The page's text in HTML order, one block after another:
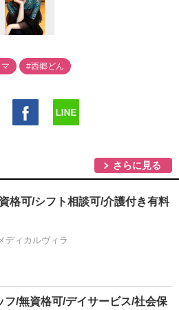
#西郷どん
さらに見る
格可/シフト相談可/介護付き有料
ディカルヴィラ
フ/無資格可/デイサービス/社会保